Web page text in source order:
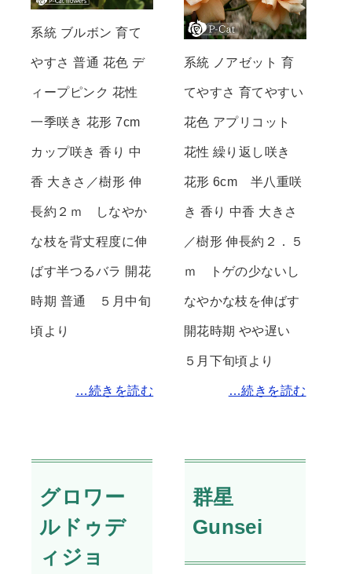
系統 ブルボン 育て
やすさ 普通 花色 デ
ィープピンク 花性
一季咲き 花形 7cm
カップ咲き 香り 中
香 大きさ／樹形 伸
長約２ｍ しなやか
な枝を背丈程度に伸
ばす半つるバラ 開花
時期 普通 ５月中旬
頃より
…続きを読む
系統 ノアゼット 育
てやすさ 育てやすい
花色 アプリコット
花性 繰り返し咲き
花形 6cm 半八重咲
き 香り 中香 大きさ
／樹形 伸長約２．５
ｍ トゲの少ないし
なやかな枝を伸ばす
開花時期 やや遅い
５月下旬頃より
…続きを読む
グロワー
ルドゥデ
ィジョ
群星
Gunsei